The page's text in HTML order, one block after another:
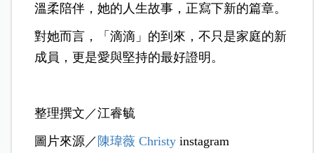
溫柔陪伴，她的人生故事，正寫下新的篇章。
對她而言，「滴滴」的到來，不只是家庭的新
成員，更是愛與堅持的最好證明。
整理撰文／江睿毓
圖片來源／ 陳瑋薇 Christy instagram